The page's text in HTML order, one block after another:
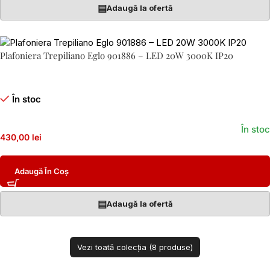
▤Adaugă la ofertă
Plafoniera Trepiliano Eglo 901886 – LED 20W 3000K IP20
În stoc
430,00 lei
În stoc
Adaugă În Coș
▤Adaugă la ofertă
Vezi toată colecția (8 produse)